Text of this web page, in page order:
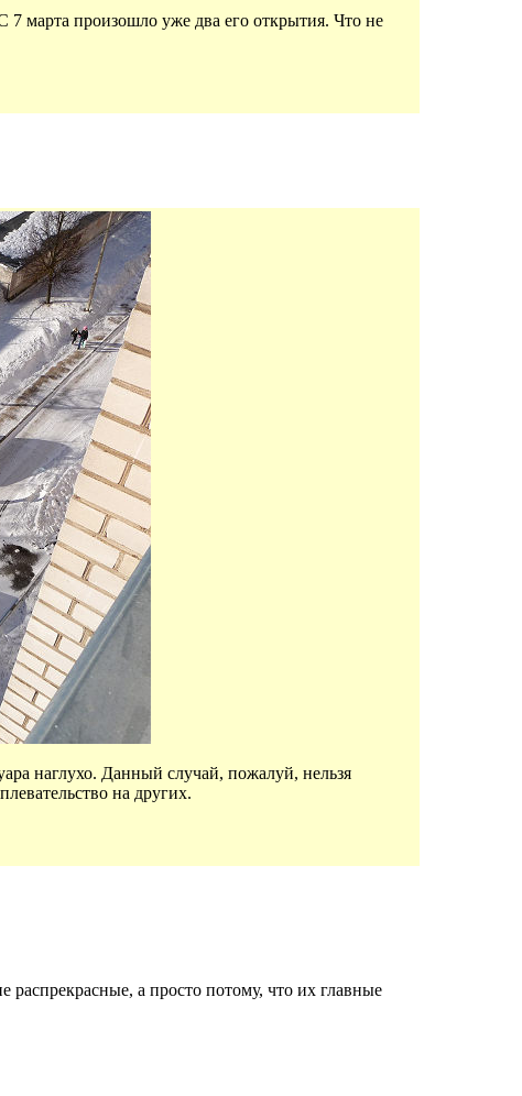
7 марта произошло уже два его открытия. Что не
наглухо. Данный случай, пожалуй, нельзя
на других.
а просто потому, что их главные